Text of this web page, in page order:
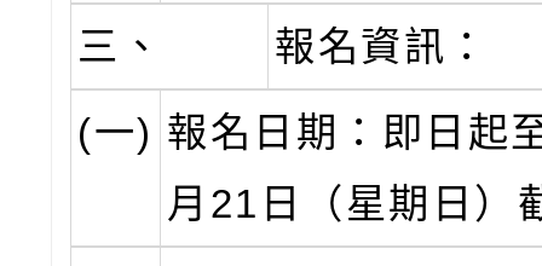
三、
報名資訊：
(一) 報名日期：即日起
月21日（星期日）